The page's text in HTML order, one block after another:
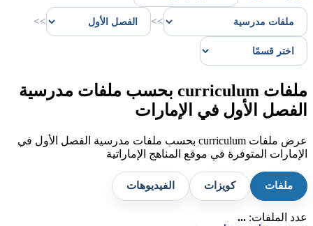
>>
>>
ملفات curriculum بحسب ملفات مدرسية
الفصل الأول في الإمارات
عرض ملفات curriculum بحسب ملفات مدرسية الفصل الأول في
الإمارات المتوفرة في موقع المناهج الإماراتية
ملفات كويزات الفيديوهات
عدد الملفات: ...